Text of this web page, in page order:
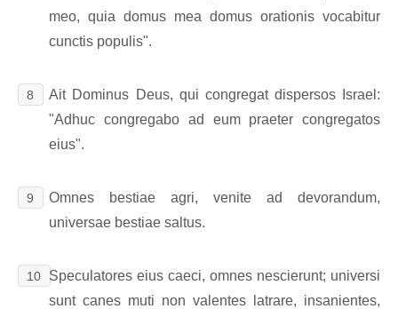
meo, quia domus mea domus orationis vocabitur
cunctis populis".
8
Ait Dominus Deus, qui congregat dispersos Israel:
"Adhuc congregabo ad eum praeter congregatos
eius".
9
Omnes bestiae agri, venite ad devorandum,
universae bestiae saltus.
10
Speculatores eius caeci, omnes nescierunt; universi
sunt canes muti non valentes latrare, insanientes,